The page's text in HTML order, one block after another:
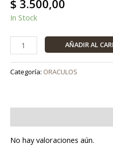
$ 3.500,00
In Stock
AÑADIR AL
Categoría: ORACULOS
No hay valoraciones aún.